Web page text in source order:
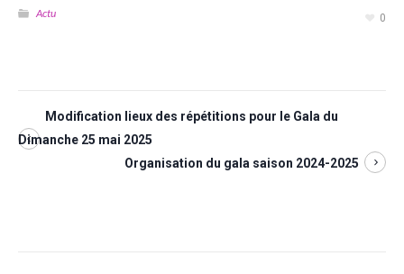
0
Actu
Modification lieux des répétitions pour le Gala du
Dimanche 25 mai 2025
Organisation du gala saison 2024-2025